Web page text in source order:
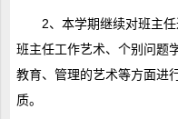
2、本学期继续对班主
班主任工作艺术、个别问题
教育、管理的艺术等方面进
质。